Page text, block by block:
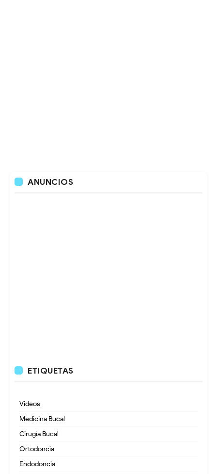
ANUNCIOS
ETIQUETAS
Videos
Medicina Bucal
Cirugía Bucal
Ortodoncia
Endodoncia